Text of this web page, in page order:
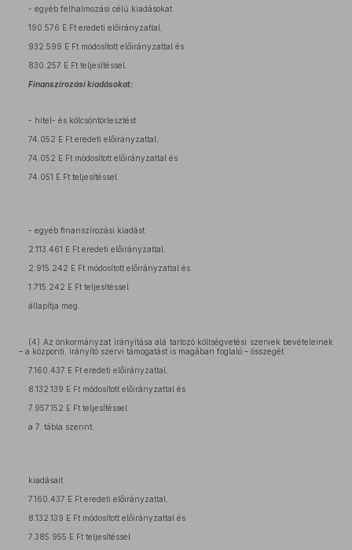
- egyéb felhalmozási célú kiadásokat
190.576 E Ft eredeti előirányzattal,
932.599 E Ft módosított előirányzattal és
830.257 E Ft teljesítéssel.
Finanszírozási kiadásokat:
- hitel- és kölcsöntörlesztést
74.052 E Ft eredeti előirányzattal,
74.052 E Ft módosított előirányzattal és
74.051 E Ft teljesítéssel
- egyéb finanszírozási kiadást
2.113.461 E Ft eredeti előirányzattal,
2.915.242 E Ft módosított előirányzattal és
1.715.242 E Ft teljesítéssel
állapítja meg.
(4) Az önkormányzat irányítása alá tartozó költségvetési szervek bevételeinek
– a központi, irányító szervi támogatást is magában foglaló – összegét
7.160.437 E Ft eredeti előirányzattal,
8.132.139 E Ft módosított előirányzattal és
7.957.152 E Ft teljesítéssel
a 7. tábla szerint,
kiadásait
7.160.437 E Ft eredeti előirányzattal,
8.132.139 E Ft módosított előirányzattal és
7.385.955 E Ft teljesítéssel